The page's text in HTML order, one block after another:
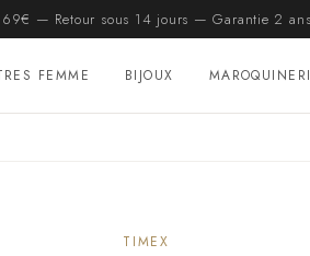
69€ — Retour sous 14 jours — Garantie 2 ans
FEMME BIJOUX
TIMEX